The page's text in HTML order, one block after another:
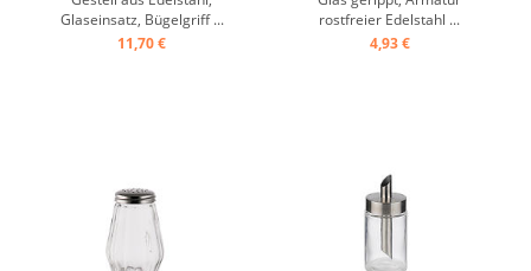
Glaseinsatz, Bügelgriff ...
11,70 €
rostfreier Edelstahl ...
4,93 €